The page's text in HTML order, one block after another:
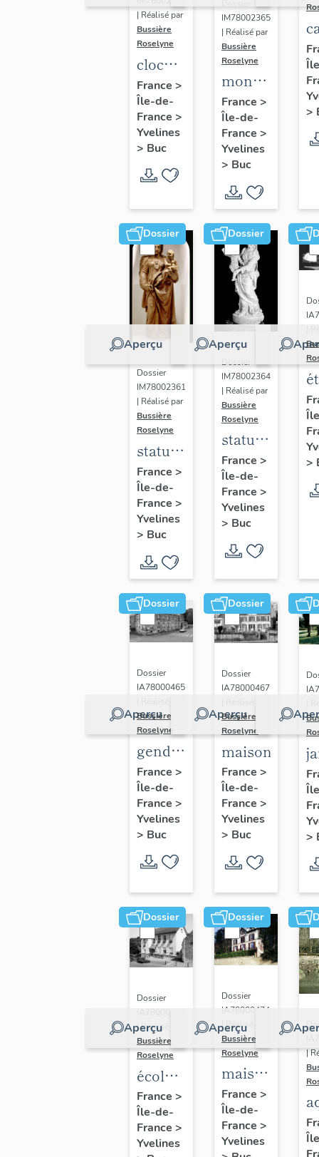
| Réalisé par
Bussière
Roselyne
cloche
dite
Louise
Auguste
Adélaïde
France >
Île-de-
France >
Yvelines
> Buc
IM78002365
| Réalisé par
Bussière
Roselyne
monument
funéraire
de
Jean
Casale
France >
Île-de-
France >
Yvelines
> Buc
>
Dossier
Aperçu
Dossier
IM78002361
| Réalisé par
Bussière
Roselyne
statue :
Vierge
à
l'Enfant
(n°2)
France >
Île-de-
France >
Yvelines
> Buc
Dossier
Aperçu
Dossier
IM78002364
| Réalisé par
Bussière
Roselyne
statue :
Vierge
à
l'Enfant
(n°1)
France >
Île-de-
France >
Yvelines
> Buc
>
Dossier
Aperçu
Dossier
IA78000465
Bussière
Roselyne
gendarmerie,
actuellement
immeuble
France >
Île-de-
France >
Yvelines
> Buc
Dossier
Aperçu
Dossier
IA78000467
Bussière
Roselyne
maison
France >
Île-de-
France >
Yvelines
> Buc
>
Dossier
Aperçu
Dossier
| Réalisé par
Bussière
Roselyne
école
primaire
de
filles,
France >
Île-de-
France >
Yvelines
Dossier
Aperçu
Dossier
IA78000474
| Réalisé par
Bussière
Roselyne
maison
dite
villa
Saint
Marie
France >
Île-de-
France >
Yvelines
|